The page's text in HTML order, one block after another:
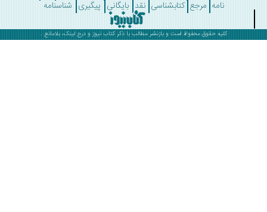
مرجع کتابشناسی نقد بایگانی پیگیری شناسنامه
کلیه حقوق محفوظ است و بازنشر مطالب با ذکرکتاب نیوز و درج لینک، بلامانع .